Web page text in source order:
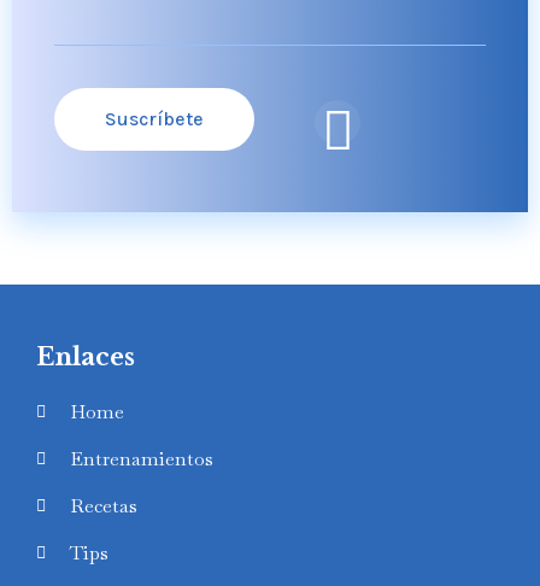
Suscríbete
Enlaces
Home
Entrenamientos
Recetas
Tips